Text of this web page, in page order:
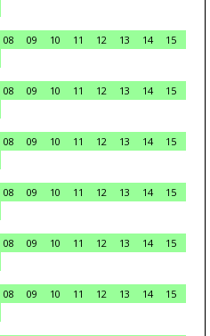
08 09 10 11 12 13 14
15
08 09 10 11 12 13 14
15
08 09 10 11 12 13 14
15
08 09 10 11 12 13 14
15
08 09 10 11 12 13 14
15
08 09 10 11 12 13 14
15